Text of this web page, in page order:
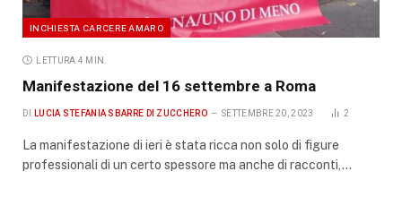
INCHIESTA CARCERE AMARO
LETTURA 4 MIN.
Manifestazione del 16 settembre a Roma
DI LUCIA STEFANIA SBARRE DI ZUCCHERO SETTEMBRE 20, 2023 2
La manifestazione di ieri è stata ricca non solo di figure
professionali di un certo spessore ma anche di racconti,…